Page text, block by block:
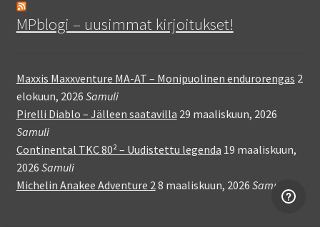
MPblogi – uusimmat kirjoitukset!
Maxxis Maxxventure MA-AT – Monipuolinen endurorengas 2
elokuun, 2026 Samuli
Pirelli Diablo – Jälleen saatavilla 29 maaliskuun, 2026
Samuli
Continental TKC 80² – Uudistettu legenda 19 maaliskuun,
2026 Samuli
Michelin Anakee Adventure 28 maaliskuun, 2026 Samuli